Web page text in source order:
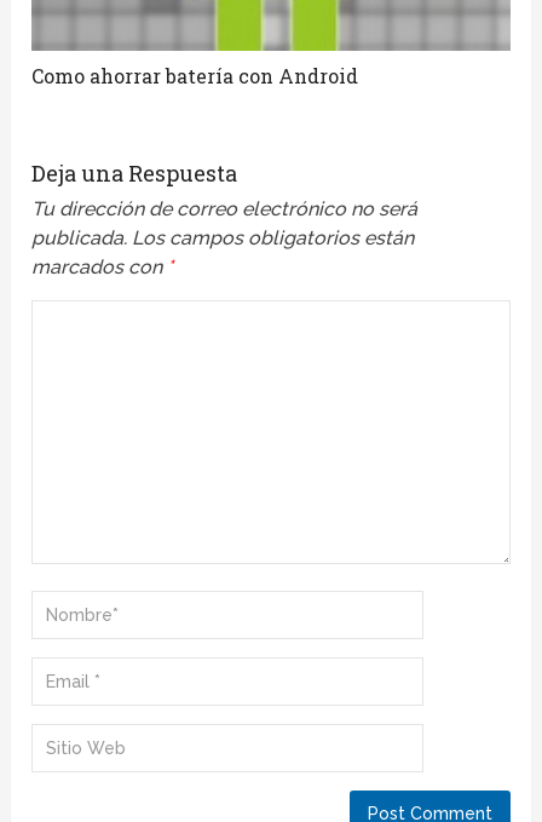
Como ahorrar batería con Android
Deja una Respuesta
Tu dirección de correo electrónico no será
publicada. Los campos obligatorios están
marcados con *